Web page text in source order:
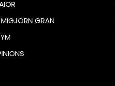
MIGJORN GRAN